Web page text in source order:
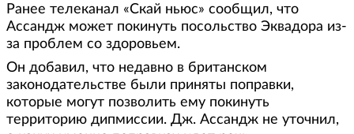
Ранее телеканал «Скай ньюс» сообщил, что
Ассандж может покинуть посольство Эквадора из-
за проблем со здоровьем.
Он добавил, что недавно в британском
законодательстве были приняты поправки,
которые могут позволить ему покинуть
территорию дипмиссии. Дж. Ассандж не уточнил,